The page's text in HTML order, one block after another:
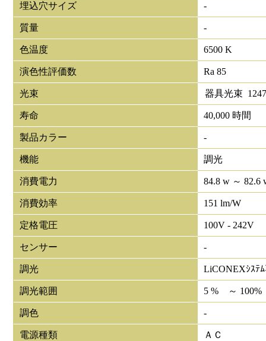
埋込穴サイズ -
質量 -
色温度 6500 K
演色性評価数 Ra 85
光束 器具光束
寿命 40,000 時間
製品カラー -
機能 調光
消費電力 84.8 w ～ 82.6
消費効率 151 lm/W
定格電圧 100V - 242V
センサー -
調光 LiCONEXｼｽﾃ
調光範囲 5 % ～ 100%
調色 -
電源種類 ＡＣ